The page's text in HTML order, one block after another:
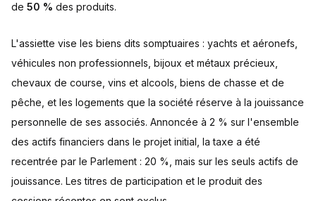
de 50 % des produits.
L'assiette vise les biens dits somptuaires : yachts et aéronefs,
véhicules non professionnels, bijoux et métaux précieux,
chevaux de course, vins et alcools, biens de chasse et de
pêche, et les logements que la société réserve à la jouissance
personnelle de ses associés. Annoncée à 2 % sur l'ensemble
des actifs financiers dans le projet initial, la taxe a été
recentrée par le Parlement : 20 %, mais sur les seuls actifs de
jouissance. Les titres de participation et le produit des